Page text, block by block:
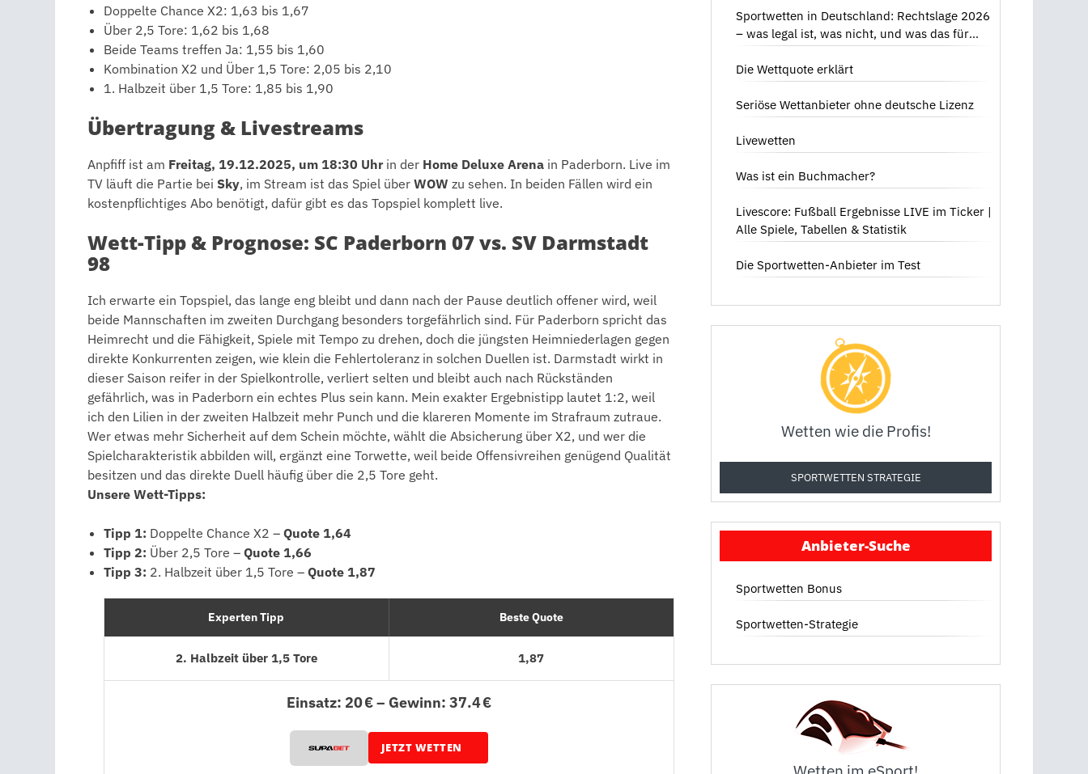
Doppelte Chance X2: 1,63 bis 1,67
Über 2,5 Tore: 1,62 bis 1,68
Beide Teams treffen Ja: 1,55 bis 1,60
Kombination X2 und Über 1,5 Tore: 2,05 bis 2,10
1. Halbzeit über 1,5 Tore: 1,85 bis 1,90
Übertragung & Livestreams
Anpfiff ist am Freitag, 19.12.2025, um 18:30 Uhr in der Home Deluxe Arena in Paderborn. Live im
TV läuft die Partie bei Sky, im Stream ist das Spiel über WOW zu sehen. In beiden Fällen wird ein
kostenpflichtiges Abo benötigt, dafür gibt es das Topspiel komplett live.
Wett-Tipp & Prognose: SC Paderborn 07 vs. SV Darmstadt
98
Ich erwarte ein Topspiel, das lange eng bleibt und dann nach der Pause deutlich offener wird, weil
beide Mannschaften im zweiten Durchgang besonders torgefährlich sind. Für Paderborn spricht das
Heimrecht und die Fähigkeit, Spiele mit Tempo zu drehen, doch die jüngsten Heimniederlagen gegen
direkte Konkurrenten zeigen, wie klein die Fehlertoleranz in solchen Duellen ist. Darmstadt wirkt in
dieser Saison reifer in der Spielkontrolle, verliert selten und bleibt auch nach Rückständen
gefährlich, was in Paderborn ein echtes Plus sein kann. Mein exakter Ergebnistipp lautet 1:2, weil
ich den Lilien in der zweiten Halbzeit mehr Punch und die klareren Momente im Strafraum zutraue.
Wer etwas mehr Sicherheit auf dem Schein möchte, wählt die Absicherung über X2, und wer die
Spielcharakteristik abbilden will, ergänzt eine Torwette, weil beide Offensivreihen genügend Qualität
besitzen und das direkte Duell häufig über die 2,5 Tore geht.
Unsere Wett-Tipps:
Tipp 1: Doppelte Chance X2 – Quote 1,64
Tipp 2: Über 2,5 Tore – Quote 1,66
Tipp 3: 2. Halbzeit über 1,5 Tore – Quote 1,87
Experten Tipp Beste Quote
2. Halbzeit über 1,5 Tore 1,87
Einsatz: 20 € – Gewinn: 37.4 €
JETZT WETTEN
Sportwetten in Deutschland: Rechtslage 2026
– was legal ist, was nicht, und was das für
Die Wettquote erklärt
Seriöse Wettanbieter ohne deutsche Lizenz
Livewetten
Was ist ein Buchmacher?
Livescore: Fußball Ergebnisse LIVE im Ticker |
Alle Spiele, Tabellen & Statistik
Die Sportwetten-Anbieter im Test
Wetten wie die Profis!
SPORTWETTEN STRATEGIE
Anbieter-Suche
Sportwetten Bonus
Sportwetten-Strategie